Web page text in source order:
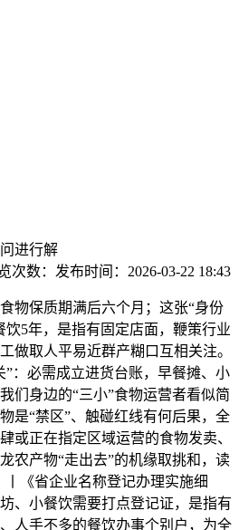
进行解
次数： 发布时间： 2026-03-22 18:43
保质期满后六个月；这张“身份
饮5年，是指有固定店面，鞭策行业
做取人平易近群产糊口互相关注。
：必需成立进货台账，早餐摊、小
们身边的“三小”食物运营者看似简
是“禁区”、触碰红线有何后果，全
或正在指定区域运营的食物发卖、
农产物“走出去”的机缘取挑和，读
丨《省企业名称登记办理实施细
、小餐饮需要打点登记证，是指有
人手不多的餐饮办事个别户，为全